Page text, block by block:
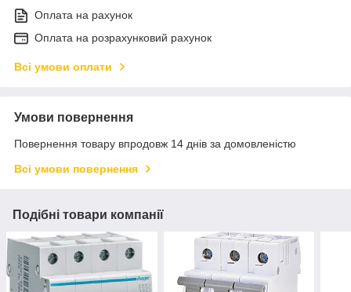
Оплата на рахунок
Оплата на розрахунковий рахунок
Всі умови оплати
Умови повернення
Повернення товару впродовж 14 днів за домовленістю
Всі умови повернення
Подібні товари компанії